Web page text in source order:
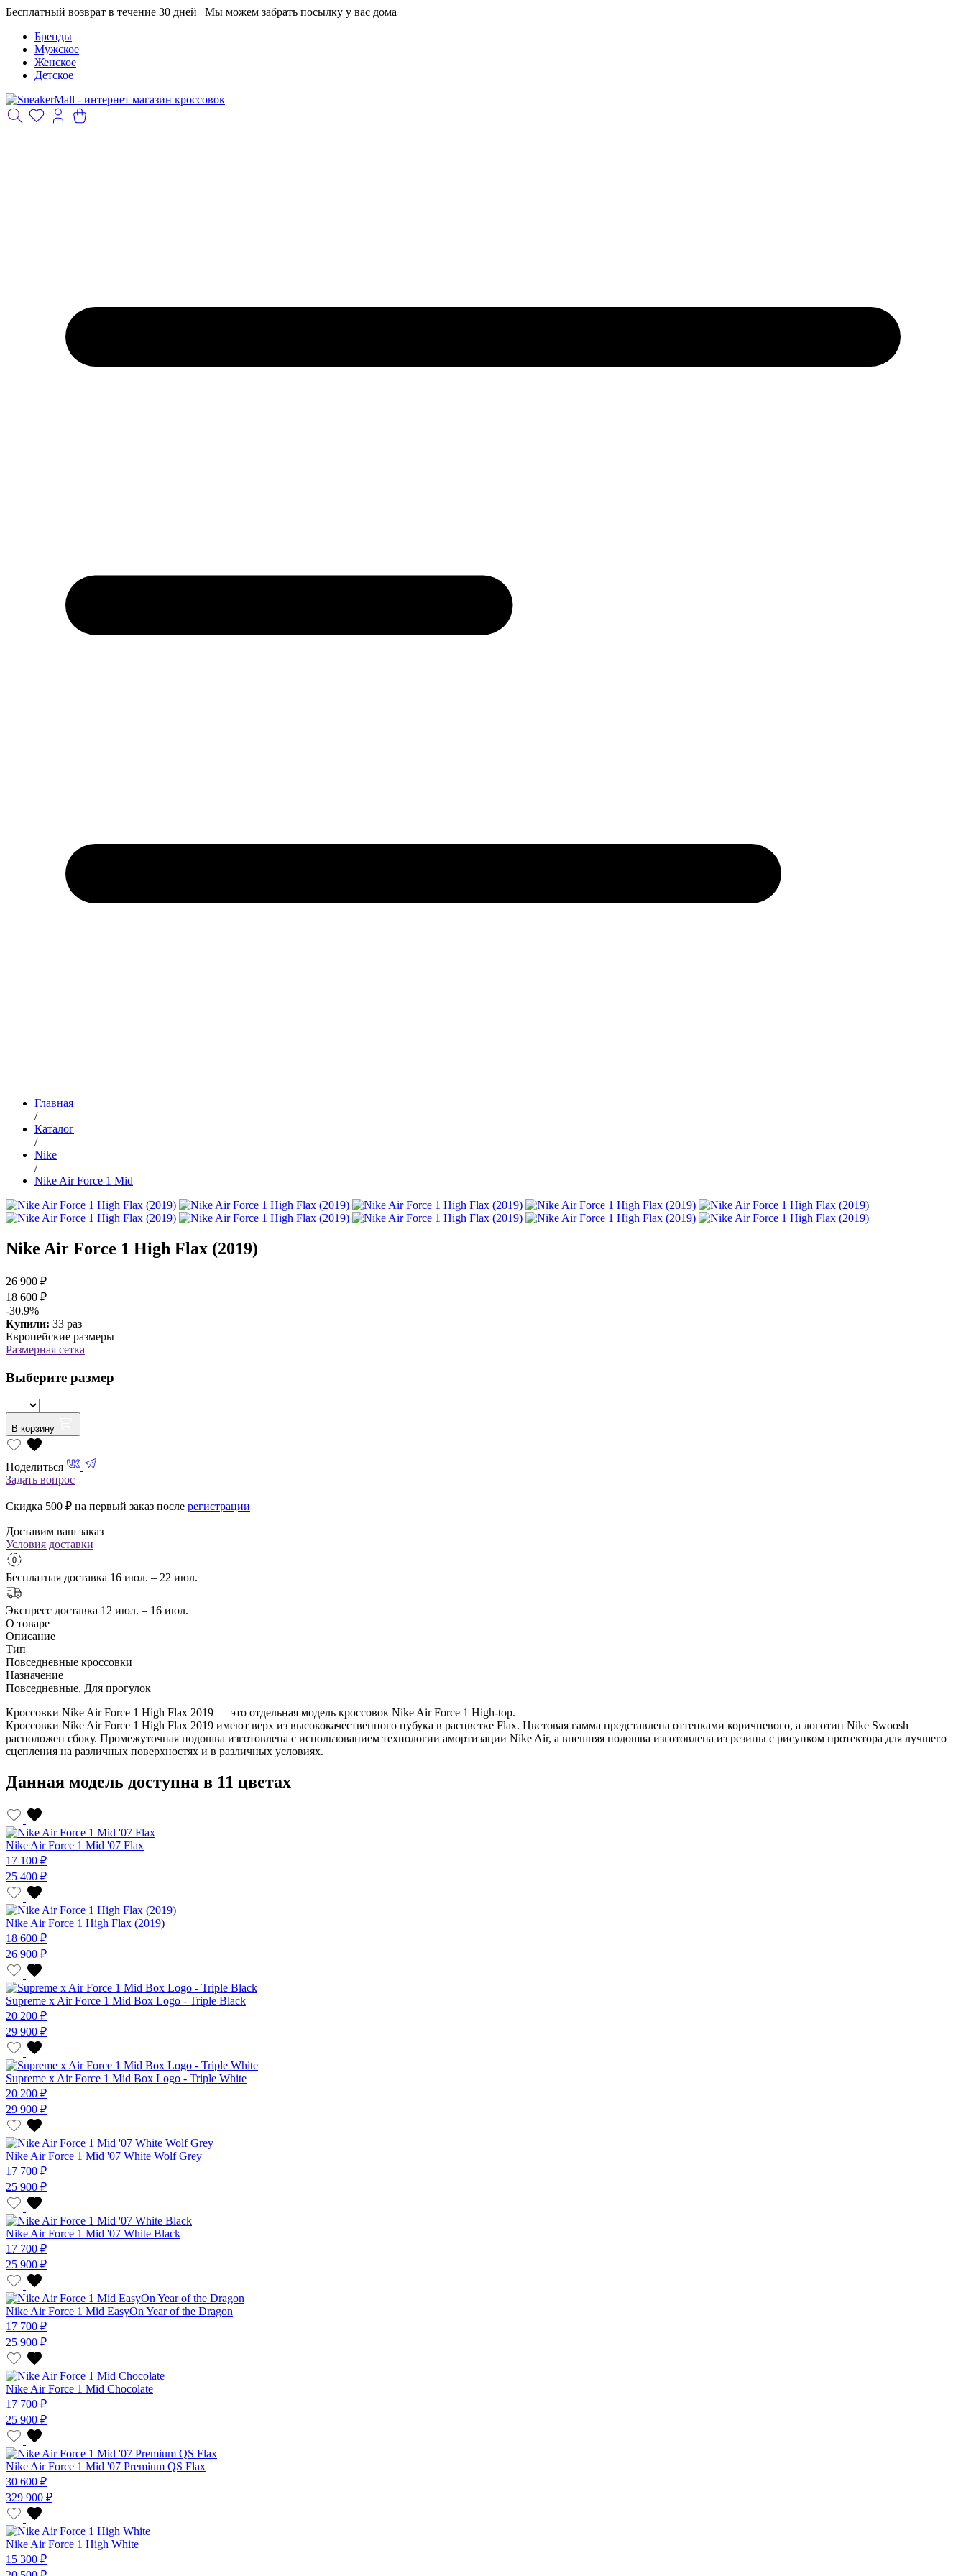
Бесплатный возврат в течение 30 дней | Мы можем забрать посылку у вас дома
Бренды
Мужское
Женское
Детское
Главная
/
Каталог
/
Nike
/
Nike Air Force 1 Mid
Nike Air Force 1 High Flax (2019)
26 900 ₽
18 600 ₽
-30.9%
Купили: 33 раз
Европейские размеры
Размерная сетка
Выберите размер
В корзину
Поделиться
Задать вопрос
Скидка 500 ₽ на первый заказ после регистрации
Доставим ваш заказ
Условия доставки
Бесплатная доставка 16 июл. – 22 июл.
Экспресс доставка 12 июл. – 16 июл.
О товаре
Описание
Тип
Повседневные кроссовки
Назначение
Повседневные, Для прогулок
Кроссовки Nike Air Force 1 High Flax 2019 — это отдельная модель кроссовок Nike Air Force 1 High-top.
Кроссовки Nike Air Force 1 High Flax 2019 имеют верх из высококачественного нубука в расцветке Flax. Цветовая гамма представлена оттенками коричневого, а логотип Nike Swoosh
расположен сбоку. Промежуточная подошва изготовлена с использованием технологии амортизации Nike Air, а внешняя подошва изготовлена из резины с рисунком протектора для лучшего
сцепления на различных поверхностях и в различных условиях.
Данная модель доступна в 11 цветах
Nike Air Force 1 Mid '07 Flax
17 100 ₽
25 400 ₽
Nike Air Force 1 High Flax (2019)
18 600 ₽
26 900 ₽
Supreme x Air Force 1 Mid Box Logo - Triple Black
20 200 ₽
29 900 ₽
Supreme x Air Force 1 Mid Box Logo - Triple White
20 200 ₽
29 900 ₽
Nike Air Force 1 Mid '07 White Wolf Grey
17 700 ₽
25 900 ₽
Nike Air Force 1 Mid '07 White Black
17 700 ₽
25 900 ₽
Nike Air Force 1 Mid EasyOn Year of the Dragon
17 700 ₽
25 900 ₽
Nike Air Force 1 Mid Chocolate
17 700 ₽
25 900 ₽
Nike Air Force 1 Mid '07 Premium QS Flax
30 600 ₽
329 900 ₽
Nike Air Force 1 High White
15 300 ₽